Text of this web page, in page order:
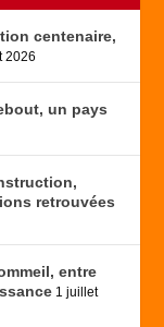
centenaire,
2026
un pays
retrouvées
entre
1 juillet